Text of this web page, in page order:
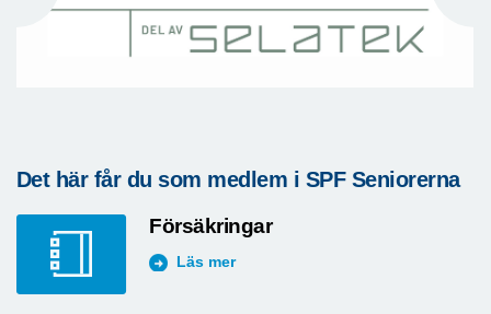
Det här får du som medlem i SPF Seniorerna
Försäkringar
Läs mer